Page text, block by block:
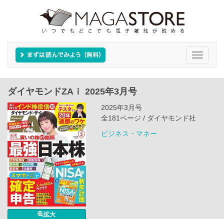
Toggle
ダイヤモンドZAｉ 2025年3月号
拡大
2025年3月号
全181ページ / ダイヤモンド社
ビジネス・マネー